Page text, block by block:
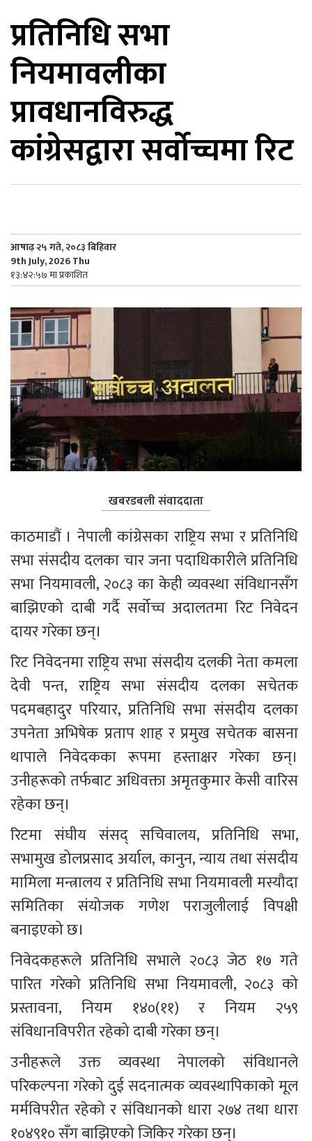
प्रतिनिधि सभा
नियमावलीका
प्रावधानविरुद्ध
कांग्रेसद्वारा सर्वोच्चमा रिट
आषाढ़ २५ गते, २०८३ बिहिवार
9th July, 2026 Thu
१३:४२:५७ मा प्रकाशित
खबरडबली संवाददाता
काठमाडौं । नेपाली कांग्रेसका राष्ट्रिय सभा र प्रतिनिधि
सभा संसदीय दलका चार जना पदाधिकारीले प्रतिनिधि
सभा नियमावली, २०८३ का केही व्यवस्था संविधानसँग
बाझिएको दाबी गर्दै सर्वोच्च अदालतमा रिट निवेदन
दायर गरेका छन्।
रिट निवेदनमा राष्ट्रिय सभा संसदीय दलकी नेता कमला
देवी पन्त, राष्ट्रिय सभा संसदीय दलका सचेतक
पदमबहादुर परियार, प्रतिनिधि सभा संसदीय दलका
उपनेता अभिषेक प्रताप शाह र प्रमुख सचेतक बासना
थापाले निवेदकका रूपमा हस्ताक्षर गरेका छन्।
उनीहरूको तर्फबाट अधिवक्ता अमृतकुमार केसी वारिस
रहेका छन्।
रिटमा संघीय संसद् सचिवालय, प्रतिनिधि सभा,
सभामुख डोलप्रसाद अर्याल, कानुन, न्याय तथा संसदीय
मामिला मन्त्रालय र प्रतिनिधि सभा नियमावली मस्यौदा
समितिका संयोजक गणेश पराजुलीलाई विपक्षी
बनाइएको छ।
निवेदकहरूले प्रतिनिधि सभाले २०८३ जेठ १७ गते
पारित गरेको प्रतिनिधि सभा नियमावली, २०८३ को
प्रस्तावना, नियम १४०(११) र नियम २५९
संविधानविपरीत रहेको दाबी गरेका छन्।
उनीहरूले उक्त व्यवस्था नेपालको संविधानले
परिकल्पना गरेको दुई सदनात्मक व्यवस्थापिकाको मूल
मर्मविपरीत रहेको र संविधानको धारा २७४ तथा धारा
१०४९१० सँग बाझिएको जिकिर गरेका छन्।